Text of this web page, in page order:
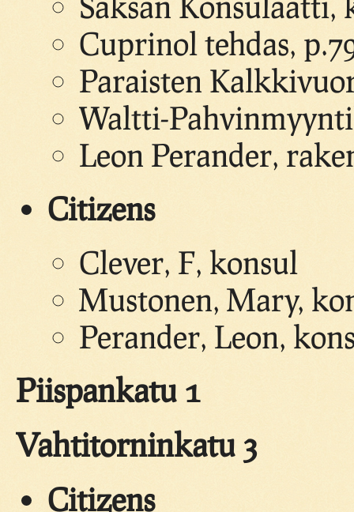
Cuprinol tehdas,
Paraisten
Waltti-
Leon Perander,
Citizens
Clever, F, konsul
Mustonen, Mary,
Perander, Leon,
Piispankatu 1
Vahtitorninkatu 3
Citizens